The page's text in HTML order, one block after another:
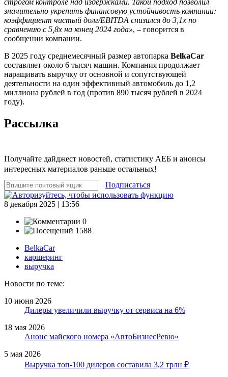
значительно укрепить финансовую устойчивость компании:
коэффициент чистый долг/EBITDA снизился до 3,1x по
сравнению с 5,8x на конец 2024 года», – говорится в
сообщении компании.
В 2025 году среднемесячный размер автопарка BelkaCar
составляет около 6 тысяч машин. Компания продолжает
наращивать выручку от основной и сопутствующей
деятельности на один эффективный автомобиль до 1,2
миллиона рублей в год (против 890 тысяч рублей в 2024
году).
Рассылка
Получайте дайджест новостей, статистику АЕБ и анонсы
интересных материалов раньше остальных!
Подписаться
8 декабря 2025 | 13:56
0
1588
BelkaCar
каршеринг
выручка
Новости по теме:
10 июня 2026
Дилеры увеличили выручку от сервиса на 6%
18 мая 2026
Анонс майского номера «АвтоБизнесРевю»
5 мая 2026
Выручка топ-100 дилеров составила 3,2 трлн ₽